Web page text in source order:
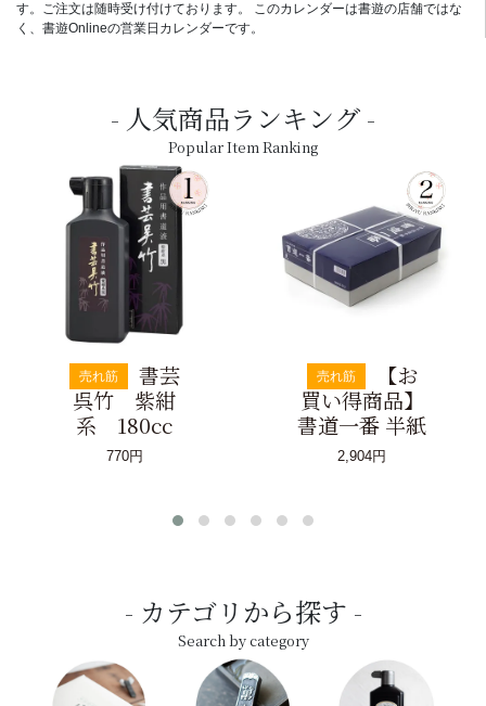
す。ご注文は随時受け付けております。 このカレンダーは書遊の店舗ではな
く、書遊Onlineの営業日カレンダーです。
人気商品ランキング
Popular Item Ranking
売れ筋
書芸
呉竹 紫紺
系 180cc
770円
売れ筋
【お
買い得商品】
書道一番 半紙
2,904円
カテゴリから探す
Search by category